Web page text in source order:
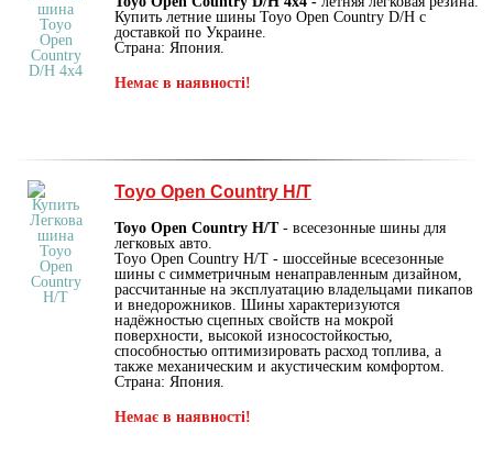
Купить летние шины Toyo Open Country D/H с
доставкой по Украине.
Страна: Япония.
Немає в наявності!
Toyo Open Country H/T
Toyo Open Country H/T - всесезонные шины для
легковых авто.
Toyo Open Country H/T - шоссейные всесезонные
шины с симметричным ненаправленным дизайном,
рассчитанные на эксплуатацию владельцами пикапов
и внедорожников. Шины характеризуются
надёжностью сцепных свойств на мокрой
поверхности, высокой износостойкостью,
способностью оптимизировать расход топлива, а
также механическим и акустическим комфортом.
Страна: Япония.
Немає в наявності!